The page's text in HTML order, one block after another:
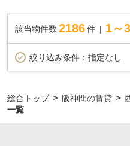
該当物件数 2186件 1～
絞り込み条件： 指定なし
総合トップ > 阪神間の賃貸 >
一覧